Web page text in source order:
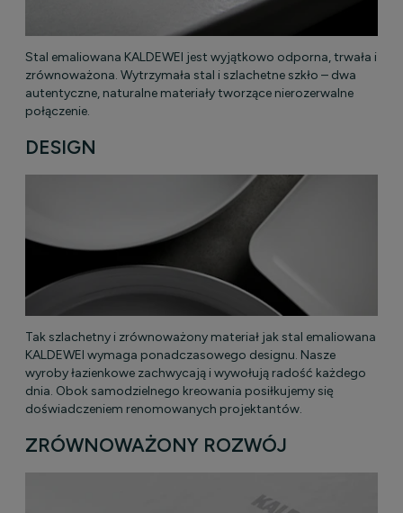
Stal emaliowana KALDEWEI jest wyjątkowo odporna, trwała i
zrównoważona. Wytrzymała stal i szlachetne szkło – dwa
autentyczne, naturalne materiały tworzące nierozerwalne
połączenie.
DESIGN
Tak szlachetny i zrównoważony materiał jak stal emaliowana
KALDEWEI wymaga ponadczasowego designu. Nasze
wyroby łazienkowe zachwycają i wywołują radość każdego
dnia. Obok samodzielnego kreowania posiłkujemy się
doświadczeniem renomowanych projektantów.
ZRÓWNOWAŻONY ROZWÓJ